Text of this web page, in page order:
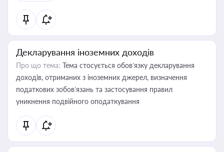
Декларування іноземних доходів
Про що тема: Тема стосується обов’язку декларування
доходів, отриманих з іноземних джерел, визначення
податкових зобов’язань та застосування правил
уникнення подвійного оподаткування